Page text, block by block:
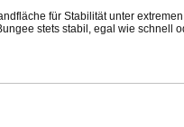
für Stabilität unter
stets stabil, egal wie schnell